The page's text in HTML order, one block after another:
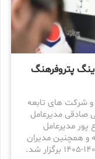
پتروفرهنگ
شرکت های تابعه
دکتر علی صادقی مدیرعامل
پور مدیرعامل
و همچنین مدیران